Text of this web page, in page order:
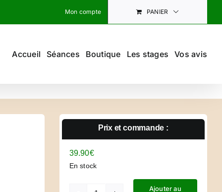
Mon compte PANIER
Accueil Séances Boutique Les stages Vos avis
Prix et commande :
39.90€
En stock
Ajouter au